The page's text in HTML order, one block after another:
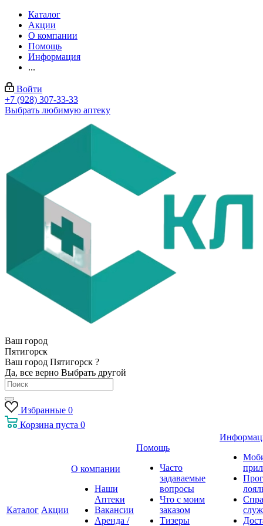
Каталог
Акции
О компании
Помощь
Информация
...
Войти
+7 (928) 307-33-33
Выбрать любимую аптеку
Ваш город
Пятигорск
Ваш город Пятигорск ?
Да, все верно Выбрать другой
Избранные 0
Корзина пуста 0
Каталог Акции
О компании
Наши
Аптеки
Вакансии
Аренда /
Помощь
Часто
задаваемые
вопросы
Что с моим
заказом
Тизеры